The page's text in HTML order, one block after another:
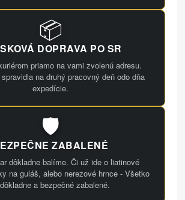
📦
DOPRAVA PO SR
priamo na vami zvolenú adresu.
na druhý pracovný deň odo dňa
expedície.
🛡️
ZABALENÉ
dôkladne balíme. Či už ide o liatinové
na guláš, alebo nerezové hrnce - Všetko
a bezpečné zabalené.